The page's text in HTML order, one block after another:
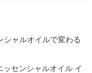
シャルオイルで変わる
センシャルオイル イ